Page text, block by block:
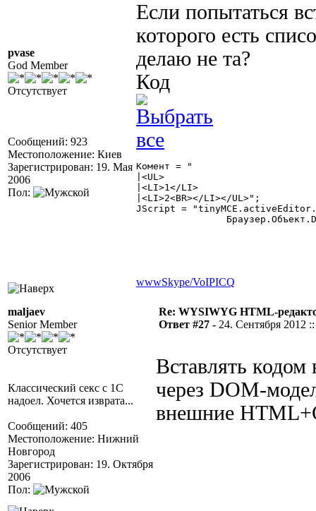
pvase
God Member
Отсутствует
Сообщений: 923
Местоположение: Киев
Зарегистрирован: 19. Мая
2006
Пол:
Если попытаться
которого есть
делаю не та?
Код
Комент = "
|<UL>
|<LI>1</LI>
|<LI>2<BR></LI></UL>";
JScript =
wwwSkype/VoIPICQ
maljaev
Senior Member
Отсутствует
Классический секс с 1С
надоел. Хочется изврата...
Сообщений: 405
Местоположение: Нижний
Новгород
Зарегистрирован: 19. Октября
2006
Пол:
Re: WYSIWYG HTML-
Ответ #27 - 24. Сентября 2012
Вставлять кодом
через DOM-
внешние